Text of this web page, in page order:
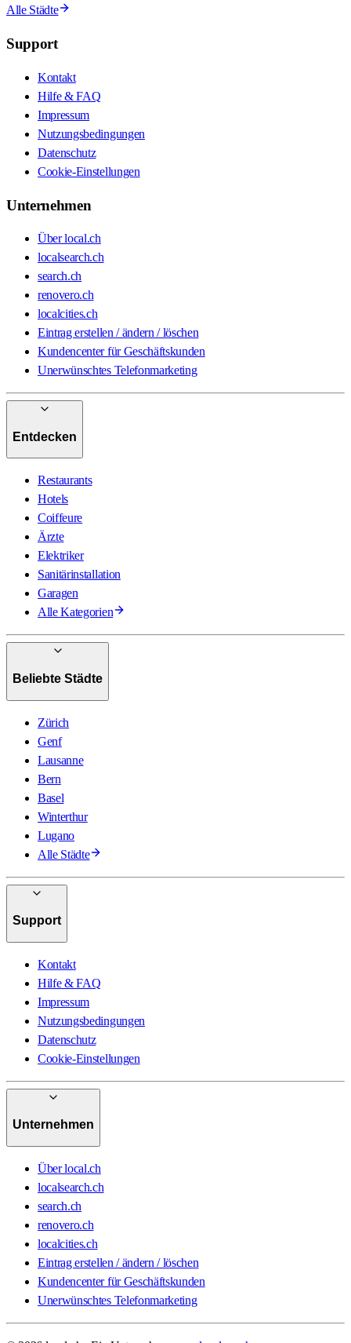
Alle Städte
Support
Kontakt
Hilfe & FAQ
Impressum
Nutzungsbedingungen
Datenschutz
Cookie-Einstellungen
Unternehmen
Über local.ch
localsearch.ch
search.ch
renovero.ch
localcities.ch
Eintrag erstellen / ändern / löschen
Kundencenter für Geschäftskunden
Unerwünschtes Telefonmarketing
Entdecken
Restaurants
Hotels
Coiffeure
Ärzte
Elektriker
Sanitärinstallation
Garagen
Alle Kategorien
Beliebte Städte
Zürich
Genf
Lausanne
Bern
Basel
Winterthur
Lugano
Alle Städte
Support
Kontakt
Hilfe & FAQ
Impressum
Nutzungsbedingungen
Datenschutz
Cookie-Einstellungen
Unternehmen
Über local.ch
localsearch.ch
search.ch
renovero.ch
localcities.ch
Eintrag erstellen / ändern / löschen
Kundencenter für Geschäftskunden
Unerwünschtes Telefonmarketing